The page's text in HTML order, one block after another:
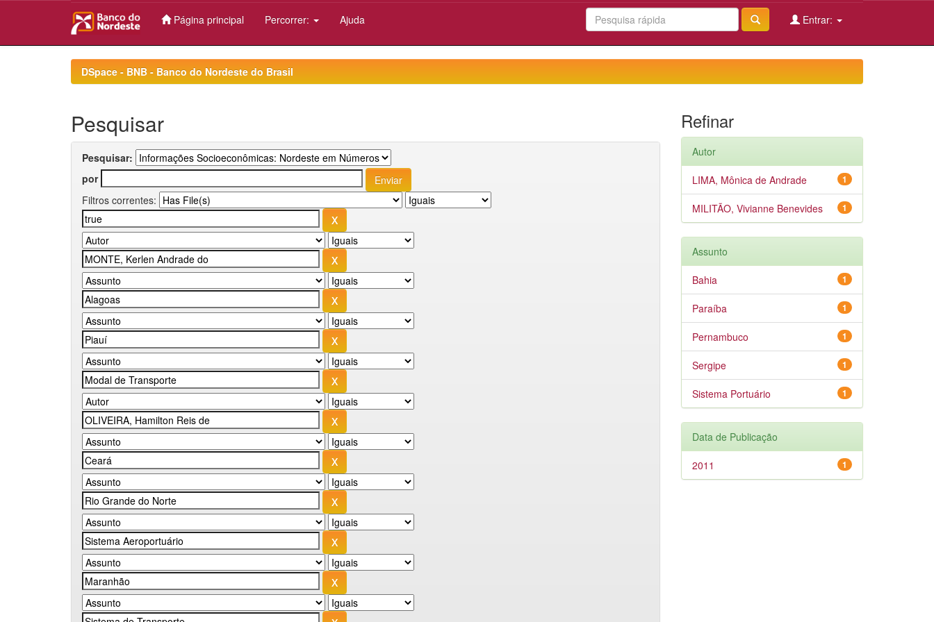
Página principal Percorrer: Ajuda Entrar:
DSpace - BNB - Banco do Nordeste do Brasil
Pesquisar
Pesquisar:
por
Filtros correntes:
Refinar
Autor
1
LIMA, Mônica de Andrade
1
MILITÃO, Vivianne Benevides
Assunto
1
Bahia
1
Paraíba
1
Pernambuco
1
Sergipe
1
Sistema Portuário
Data de Publicação
1
2011